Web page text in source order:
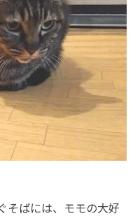
そばには、モモの大好